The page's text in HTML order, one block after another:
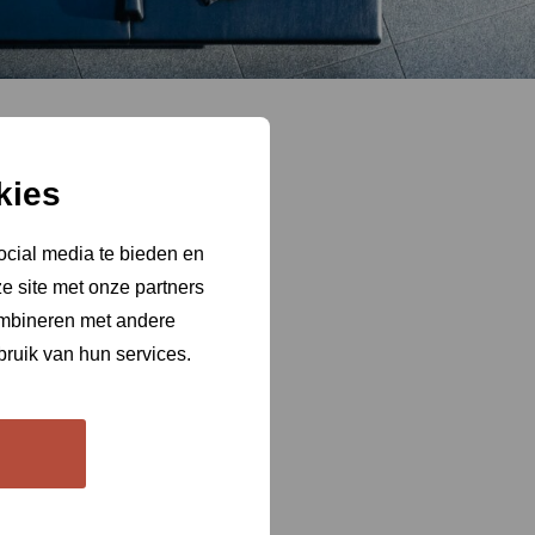
media te bieden en
site met onze partners
met andere
van hun services.